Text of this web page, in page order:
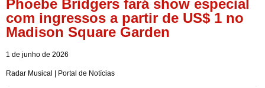
Phoebe Bridgers fará show especial
com ingressos a partir de US$ 1 no
Madison Square Garden
1 de junho de 2026
Radar Musical | Portal de Notícias